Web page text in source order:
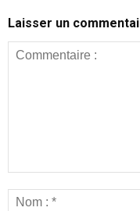
Laisser un